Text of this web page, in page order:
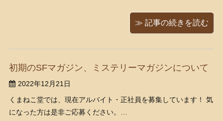
ですね。わたくしにはイリュージョンな君はいませんが。 寒さ厳
≫ 記事の続きを読む
初期のSFマガジン、ミステリーマガジンについて
2022年12月21日
くまねこ堂では、現在アルバイト・正社員を募集しています！ 気
になった方は是非ご応募ください。